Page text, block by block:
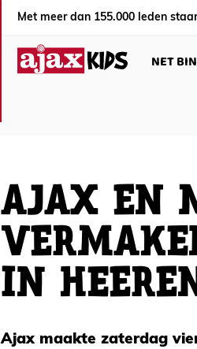
Met meer dan 155.000 leden
NET
AJAX EN
IN
Ajax maakte zaterdag